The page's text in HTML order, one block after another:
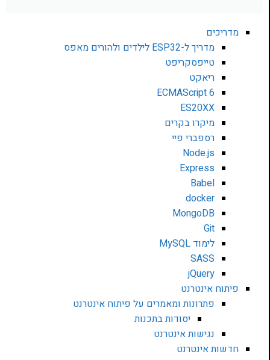
מדריכים
מדריך ל-ESP32 לילדים ולהורים מאפס
טייפסקריפט
ריאקט
ECMAScript 6
ES20XX
מיקרו בקרים
רספברי פיי
Node.js
Express
Babel
docker
MongoDB
Git
לימוד MySQL
SASS
jQuery
פיתוח אינטרנט
פתרונות ומאמרים על פיתוח אינטרנט
יסודות בתכנות
נגישות אינטרנט
חדשות אינטרנט